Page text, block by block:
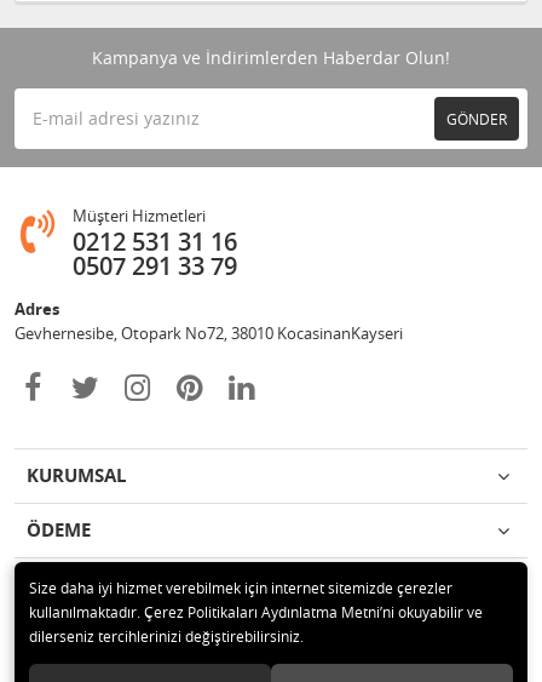
Kampanya ve İndirimlerden Haberdar Olun!
GÖNDER
Müşteri Hizmetleri
0212 531 31 16
0507 291 33 79
Adres
Gevhernesibe, Otopark No72, 38010 KocasinanKayseri
KURUMSAL
ÖDEME
İLETİŞİM
© 2020 Çağrı Medikal Tekerlekli Sandalye Mağazası Tüm hakları saklıdır.
Size daha iyi hizmet verebilmek için internet sitemizde çerezler
kullanılmaktadır. Çerez Politikaları Aydınlatma Metni’ni okuyabilir ve
dilerseniz tercihlerinizi değiştirebilirsiniz.